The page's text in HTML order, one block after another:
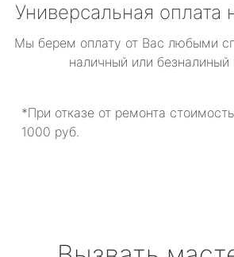
Универсальная оплата
Мы берем оплату от Вас любыми
наличный или безналиный
*При отказе от ремонта
1000 руб.